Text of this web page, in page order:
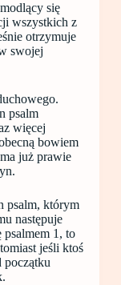
się
wszystkich z
otrzymuje
swojej
psalm
więcej
bowiem
już prawie
psalm, którym
następuje
psalmem 1, to
jeśli ktoś
początku